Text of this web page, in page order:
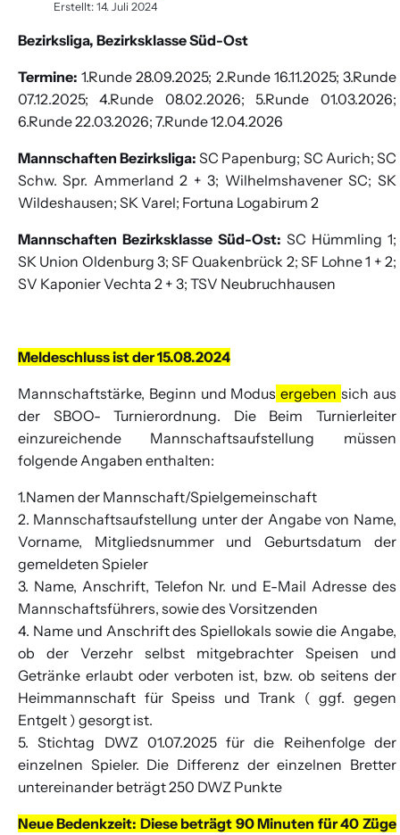
Erstellt: 14. Juli 2024
Bezirksliga, Bezirksklasse Süd-Ost
Termine:1.Runde 28.09.2025; 2.Runde 16.11.2025; 3.Runde
07.12.2025; 4.Runde 08.02.2026; 5.Runde 01.03.2026;
6.Runde 22.03.2026; 7.Runde 12.04.2026
Mannschaften Bezirksliga:SC Papenburg; SC Aurich; SC
Schw. Spr. Ammerland 2 + 3; Wilhelmshavener SC; SK
Wildeshausen; SK Varel; Fortuna Logabirum 2
Mannschaften Bezirksklasse Süd-Ost: SC Hümmling 1;
SK Union Oldenburg 3; SF Quakenbrück 2; SF Lohne 1 + 2;
SV Kaponier Vechta 2 + 3; TSV Neubruchhausen
Meldeschluss ist der 15.08.2024
Mannschaftstärke, Beginn und Modus ergebensich aus
der SBOO- Turnierordnung. Die Beim Turnierleiter
einzureichende Mannschaftsaufstellung müssen
folgende Angaben enthalten:
1.Namen der Mannschaft/Spielgemeinschaft
2. Mannschaftsaufstellung unter der Angabe von Name,
Vorname, Mitgliedsnummer und Geburtsdatum der
gemeldeten Spieler
3. Name, Anschrift, Telefon Nr. und E-Mail Adresse des
Mannschaftsführers, sowie des Vorsitzenden
4. Name und Anschrift des Spiellokals sowie die Angabe,
ob der Verzehr selbst mitgebrachter Speisen und
Getränke erlaubt oder verboten ist, bzw. ob seitens der
Heimmannschaft für Speiss und Trank ( ggf. gegen
Entgelt ) gesorgt ist.
5. Stichtag DWZ 01.07.2025 für die Reihenfolge der
einzelnen Spieler. Die Differenz der einzelnen Bretter
untereinander beträgt 250 DWZ Punkte
Neue Bedenkzeit: Diese beträgt 90 Minuten für 40 Züge